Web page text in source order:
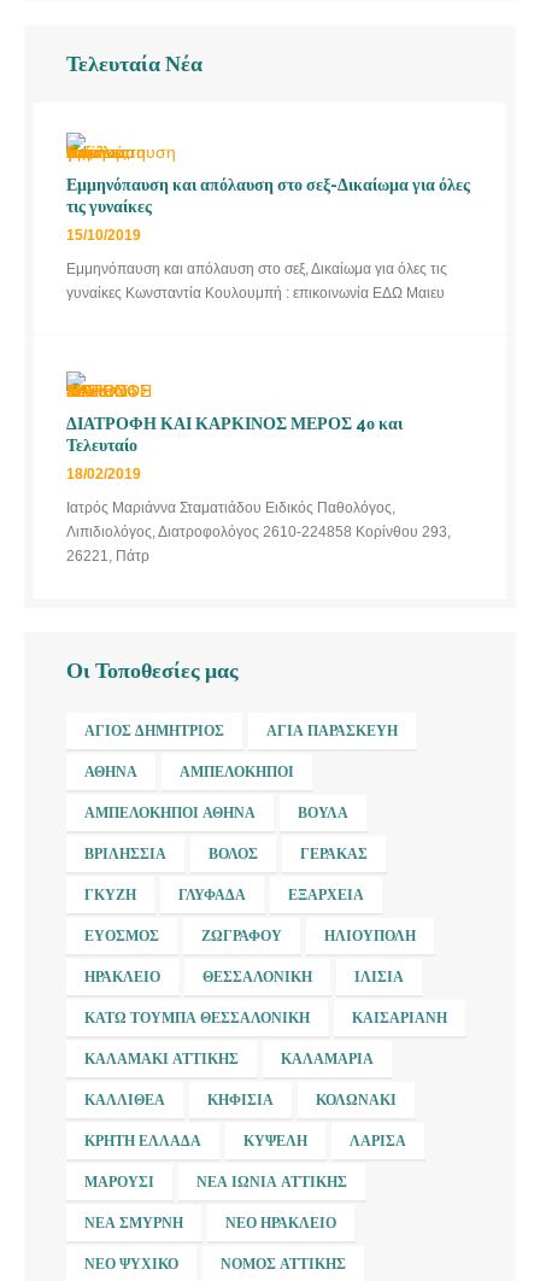
Τελευταία Νέα
Εμμηνόπαυση και απόλαυση στο σεξ-Δικαίωμα για όλες
τις γυναίκες
15/10/2019
Εμμηνόπαυση και απόλαυση στο σεξ, Δικαίωμα για όλες τις
γυναίκες Κωνσταντία Κουλουμπή : επικοινωνία ΕΔΩ Μαιευ
ΔΙΑΤΡΟΦΗ ΚΑΙ ΚΑΡΚΙΝΟΣ ΜΕΡΟΣ 4ο και
Τελευταίο
18/02/2019
Ιατρός Μαριάννα Σταματιάδου Ειδικός Παθολόγος,
Λιπιδιολόγος, Διατροφολόγος 2610-224858 Κορίνθου 293,
26221, Πάτρ
Οι Τοποθεσίες μας
ΆΓΙΟΣ ΔΗΜΉΤΡΙΟΣ ΑΓΊΑ ΠΑΡΑΣΚΕΥΉ
ΑΘΉΝΑ ΑΜΠΕΛΌΚΗΠΟΙ
ΑΜΠΕΛΌΚΗΠΟΙ ΑΘΉΝΑ ΒΟΎΛΑ
ΒΡΙΛΉΣΣΙΑ ΒΌΛΟΣ ΓΈΡΑΚΑΣ
ΓΚΎΖΗ ΓΛΥΦΆΔΑ ΕΞΆΡΧΕΙΑ
ΕΎΟΣΜΟΣ ΖΩΓΡΆΦΟΥ ΗΛΙΟΎΠΟΛΗ
ΗΡΆΚΛΕΙΟ ΘΕΣΣΑΛΟΝΊΚΗ ΙΛΊΣΙΑ
ΚΆΤΩ ΤΟΎΜΠΑ ΘΕΣΣΑΛΟΝΊΚΗ ΚΑΙΣΑΡΙΑΝΉ
ΚΑΛΑΜΆΚΙ ΑΤΤΙΚΉΣ ΚΑΛΑΜΑΡΙΆ
ΚΑΛΛΙΘΈΑ ΚΗΦΙΣΙΆ ΚΟΛΩΝΆΚΙ
ΚΡΉΤΗ ΕΛΛΆΔΑ ΚΥΨΈΛΗ ΛΆΡΙΣΑ
ΜΑΡΟΎΣΙ ΝΈΑ ΙΩΝΊΑ ΑΤΤΙΚΉΣ
ΝΈΑ ΣΜΎΡΝΗ ΝΈΟ ΗΡΆΚΛΕΙΟ
ΝΈΟ ΨΥΧΙΚΌ ΝΟΜΌΣ ΑΤΤΙΚΉΣ